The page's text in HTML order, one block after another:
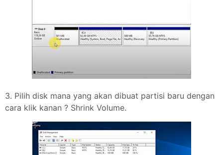
3. Pilih disk mana yang akan dibuat partisi baru dengan
cara klik kanan ? Shrink Volume.